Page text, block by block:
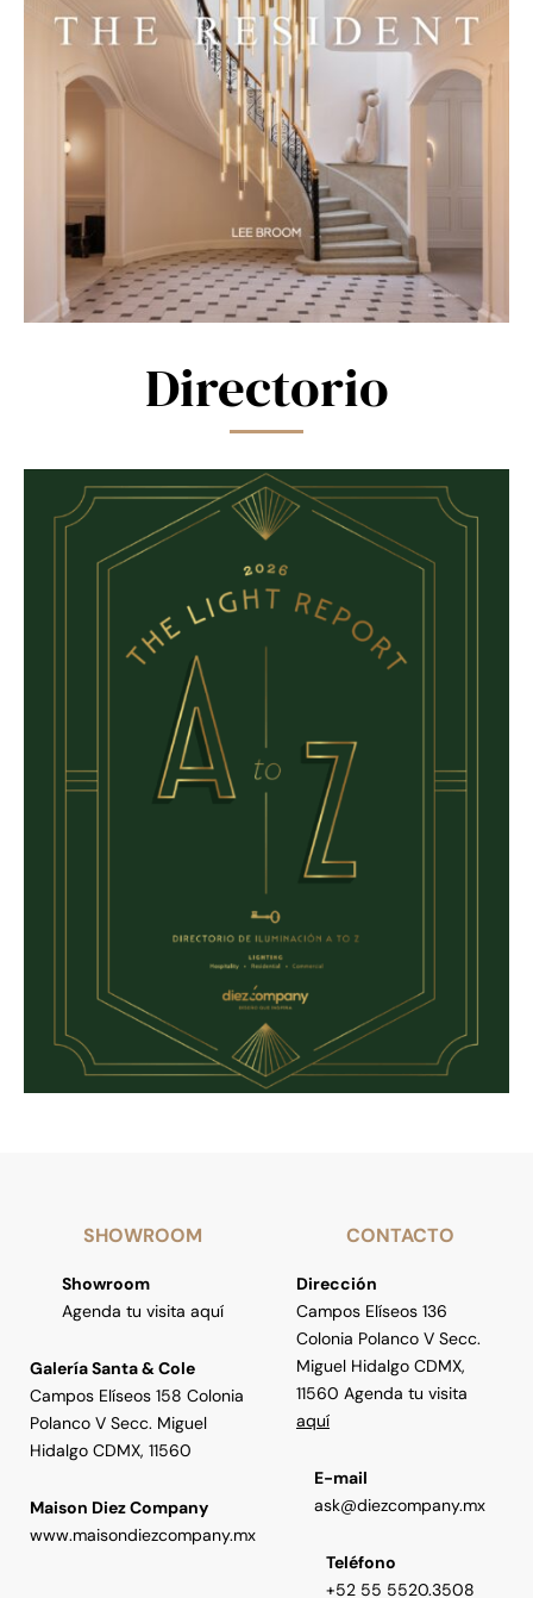
Directorio
SHOWROOM
Showroom
Agenda tu visita aquí
Galería Santa & Cole
Campos Elíseos 158 Colonia
Polanco V Secc. Miguel
Hidalgo CDMX, 11560
Maison Diez Company
www.maisondiezcompany.mx
CONTACTO
Dirección
Campos Elíseos 136
Colonia Polanco V Secc.
Miguel Hidalgo CDMX,
11560 Agenda tu visita
aquí
E-mail
ask@diezcompany.mx
Teléfono
+52 55 5520.3508